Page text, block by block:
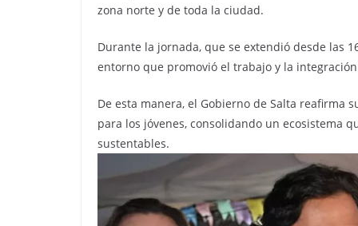
zona norte y de toda la ciudad.
Durante la jornada, que se extendió desde las
entorno que promovió el trabajo y la
De esta manera, el Gobierno de Salta
para los jóvenes, consolidando un ecosistema
sustentables.